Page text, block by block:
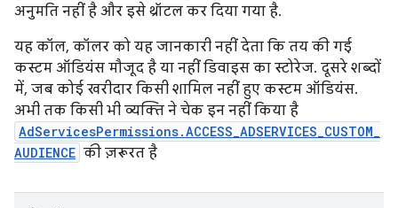
अनुमति नहीं है और इसे थ्रॉटल कर दिया गया है.
यह कॉल, कॉलर को यह जानकारी नहीं देता कि तय की गई
कस्टम ऑडियंस मौजूद है या नहीं डिवाइस का स्टोरेज. दूसरे शब्दों
में, जब कोई खरीदार किसी शामिल नहीं हुए कस्टम ऑडियंस.
अभी तक किसी भी व्यक्ति ने चेक इन नहीं किया है
AdServicesPermissions.ACCESS_ADSERVICES_CUSTOM_
AUDIENCE की ज़रूरत है